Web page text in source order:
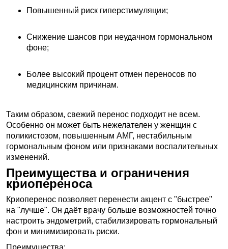
Повышенный риск гиперстимуляции;
Снижение шансов при неудачном гормональном
фоне;
Более высокий процент отмен переносов по
медицинским причинам.
Таким образом, свежий перенос подходит не всем.
Особенно он может быть нежелателен у женщин с
поликистозом, повышенным АМГ, нестабильным
гормональным фоном или признаками воспалительных
изменений.
Преимущества и ограничения
криопереноса
Криоперенос позволяет перенести акцент с "быстрее"
на "лучше". Он даёт врачу больше возможностей точно
настроить эндометрий, стабилизировать гормональный
фон и минимизировать риски.
Преимущества: